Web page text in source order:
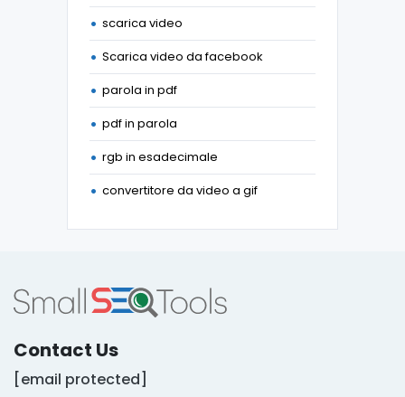
scarica video
Scarica video da facebook
parola in pdf
pdf in parola
rgb in esadecimale
convertitore da video a gif
Contact Us
[email protected]